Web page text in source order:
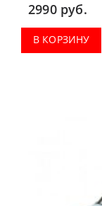
2990 руб.
В КОРЗИНУ